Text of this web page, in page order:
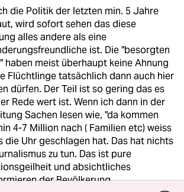
die Politik der letzten min. 5 Jahre
wird sofort sehen das diese
alles andere als eine
ist. Die "besorgten
haben meist überhaupt keine Ahnung
Flüchtlinge tatsächlich dann auch hier
dürfen. Der Teil ist so gering das es
Rede wert ist. Wenn ich dann in der
Sachen lesen wie, "da kommen
4-7 Million nach ( Familien etc) weiss
die Uhr geschlagen hat. Das hat nichts
zu tun. Das ist pure
und absichtliches
der Bevölkerung.